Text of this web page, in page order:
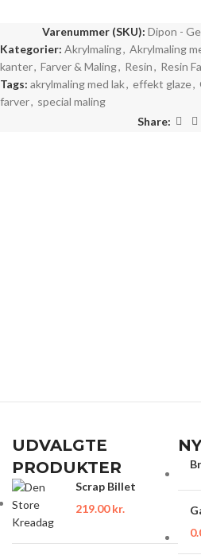
Varenummer (SKU): Dipon -
Kategorier: Akrylmaling, Akrylmaling
kanter, Farver & Maling, Resin, Resin
Tags: akrylmaling med lak, effekt glaze,
farver, special maling
Share:
UDVALGTE
PRODUKTER
Scrap Billet
219.00kr.